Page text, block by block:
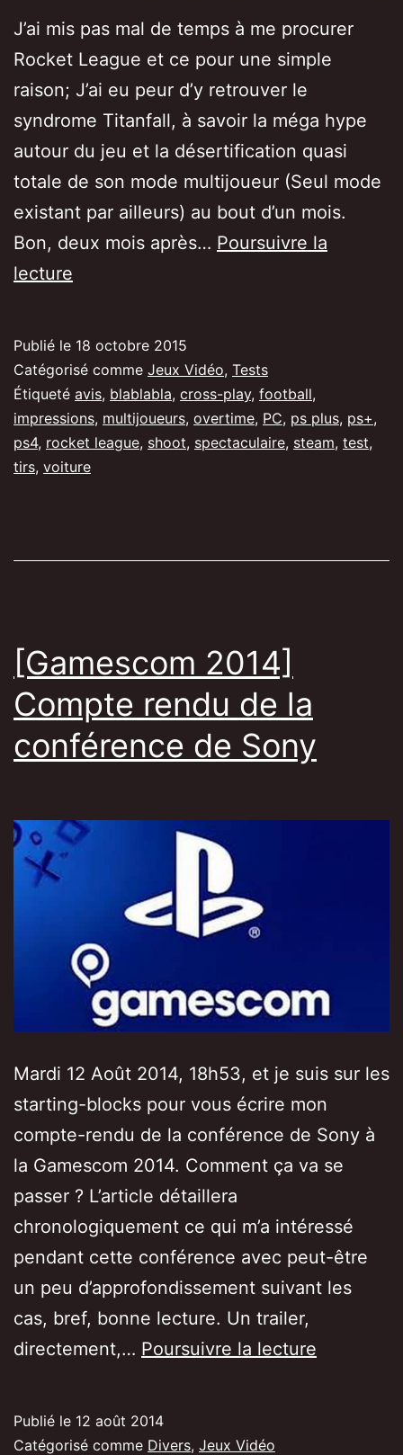
J’ai mis pas mal de temps à me procurer
Rocket League et ce pour une simple
raison; J’ai eu peur d’y retrouver le
syndrome Titanfall, à savoir la méga hype
autour du jeu et la désertification quasi
totale de son mode multijoueur (Seul mode
existant par ailleurs) au bout d’un mois.
Bon, deux mois après… Poursuivre la
lecture
des
voitures,
du
foot
Publié le 18 octobre 2015
Catégorisé comme Jeux Vidéo, Tests
Étiqueté avis, blablabla, cross-play, football,
impressions, multijoueurs, overtime, PC, ps plus, ps+,
ps4, rocket league, shoot, spectaculaire, steam, test,
tirs, voiture
[Gamescom 2014]
Compte rendu de la
conférence de Sony
Mardi 12 Août 2014, 18h53, et je suis sur les
starting-blocks pour vous écrire mon
compte-rendu de la conférence de Sony à
la Gamescom 2014. Comment ça va se
passer ? L’article détaillera
chronologiquement ce qui m’a intéressé
pendant cette conférence avec peut-être
un peu d’approfondissement suivant les
cas, bref, bonne lecture. Un trailer,
directement,… Poursuivre la lecture
Publié le 12 août 2014
Catégorisé comme Divers, Jeux Vidéo